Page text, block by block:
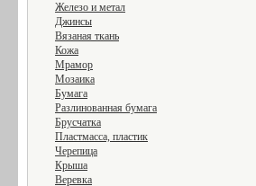
Железо и метал
Джинсы
Вязаная ткань
Кожа
Мрамор
Мозаика
Бумага
Разлинованная бумага
Брусчатка
Пластмасса, пластик
Черепица
Крыша
Веревка